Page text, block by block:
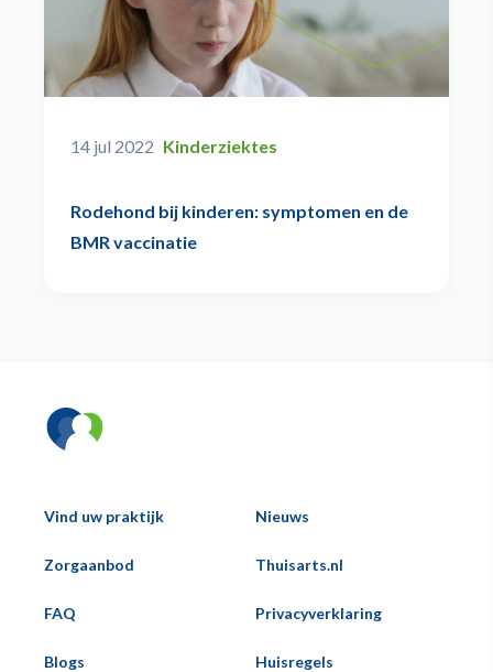
Rodehond bij kinderen: symptomen en de
BMR vaccinatie
14 jul 2022 Kinderziektes
Voeternavigatie
Vind uw praktijk
Zorgaanbod
FAQ
Blogs
Nieuws
Thuisarts.nl
Privacyverklaring
Huisregels